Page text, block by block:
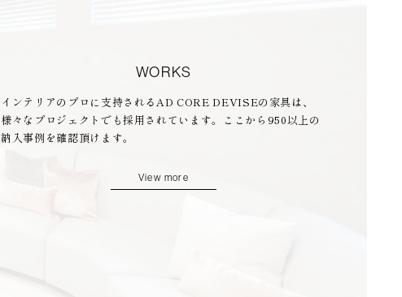
WORKS
インテリアのプロに支持されるAD CORE DEVISEの家具は、
様々なプロジェクトでも採用されています。ここから950以上の
納入事例を確認頂けます。
View more